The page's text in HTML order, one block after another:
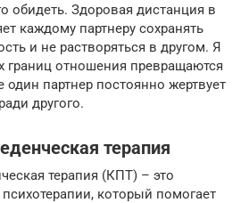
обидеть. Здоровая дистанция в
каждому партнеру сохранять
и не растворяться в другом. Я
границ отношения превращаются
один партнер постоянно жертвует
другого.
терапия
терапия (КПТ) – это
который помогает